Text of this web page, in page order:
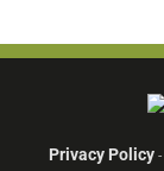
Privacy Policy-